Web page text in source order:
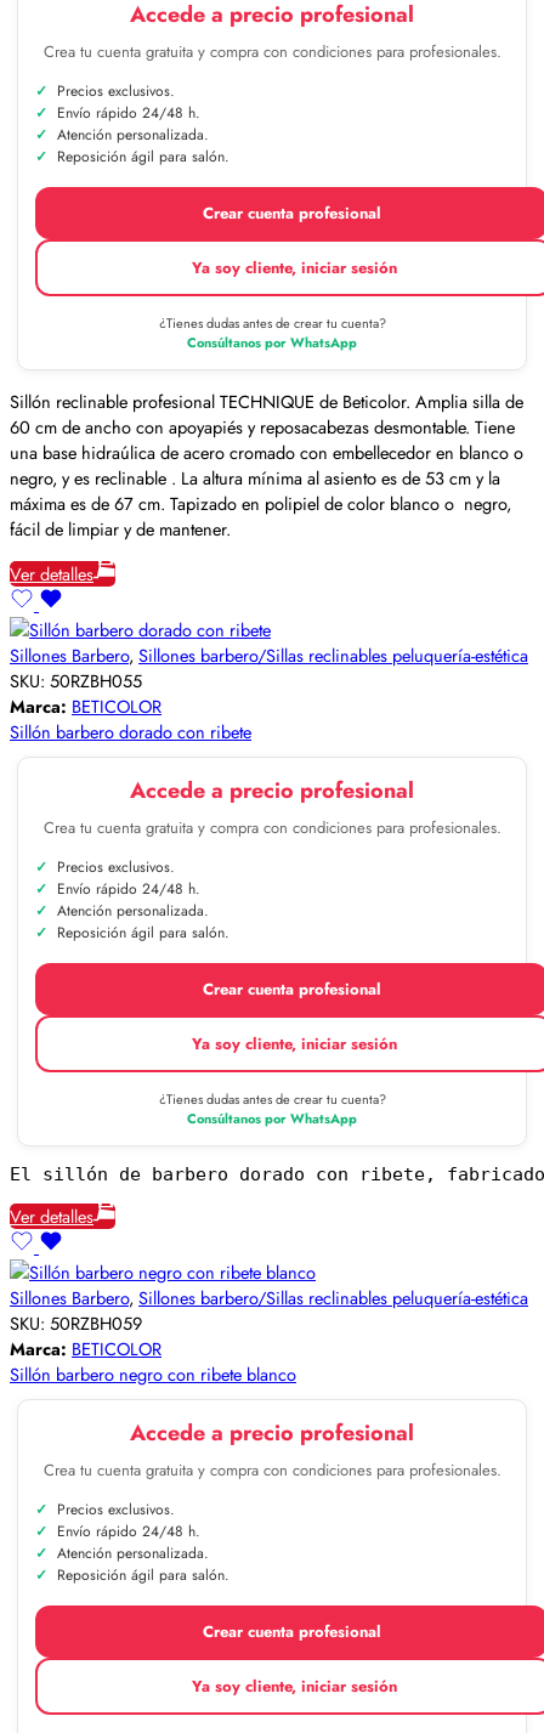
Accede a precio profesional
Crea tu cuenta gratuita y compra con condiciones para profesionales.
Precios exclusivos.
Envío rápido 24/48 h.
Atención personalizada.
Reposición ágil para salón.
Crear cuenta profesional
Ya soy cliente, iniciar sesión
¿Tienes dudas antes de crear tu cuenta?
Consúltanos por WhatsApp
Sillón reclinable profesional TECHNIQUE de Beticolor. Amplia silla de
60 cm de ancho con apoyapiés y reposacabezas desmontable. Tiene
una base hidraúlica de acero cromado con embellecedor en blanco o
negro, y es reclinable . La altura mínima al asiento es de 53 cm y la
máxima es de 67 cm. Tapizado en polipiel de color blanco o negro,
fácil de limpiar y de mantener.
Ver detalles
Sillones Barbero, Sillones barbero/Sillas reclinables peluquería-estética
SKU: 50RZBH055
Marca: BETICOLOR
Sillón barbero dorado con ribete
Accede a precio profesional
Crea tu cuenta gratuita y compra con condiciones para profesionales.
Precios exclusivos.
Envío rápido 24/48 h.
Atención personalizada.
Reposición ágil para salón.
Crear cuenta profesional
Ya soy cliente, iniciar sesión
¿Tienes dudas antes de crear tu cuenta?
Consúltanos por WhatsApp
El sillón de barbero dorado con ribete, fabricado
Ver detalles
Sillones Barbero, Sillones barbero/Sillas reclinables peluquería-estética
SKU: 50RZBH059
Marca: BETICOLOR
Sillón barbero negro con ribete blanco
Accede a precio profesional
Crea tu cuenta gratuita y compra con condiciones para profesionales.
Precios exclusivos.
Envío rápido 24/48 h.
Atención personalizada.
Reposición ágil para salón.
Crear cuenta profesional
Ya soy cliente, iniciar sesión